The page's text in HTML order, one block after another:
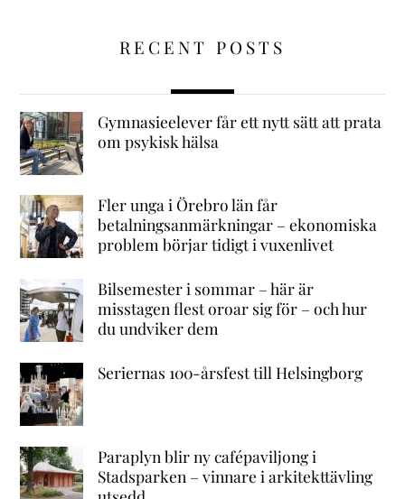
RECENT POSTS
Gymnasieelever får ett nytt sätt att prata
om psykisk hälsa
Fler unga i Örebro län får
betalningsanmärkningar – ekonomiska
problem börjar tidigt i vuxenlivet
Bilsemester i sommar – här är
misstagen flest oroar sig för – och hur
du undviker dem
Seriernas 100-årsfest till Helsingborg
Paraplyn blir ny cafépaviljong i
Stadsparken – vinnare i arkitekttävling